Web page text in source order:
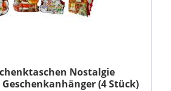
Nostalgie
(4 Stück)